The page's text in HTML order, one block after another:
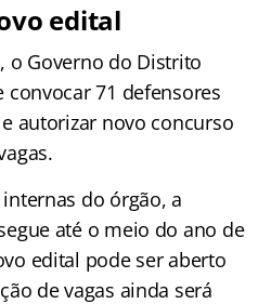
edital
o Governo do Distrito
convocar 71 defensores
autorizar novo concurso
do órgão, a
até o meio do ano de
edital pode ser aberto
de vagas ainda será